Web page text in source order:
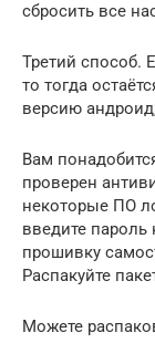
сбросить все
Третий способ.
то тогда
версию
Вам
проверен
некоторые ПО
введите пароль
прошивку
Распакуйте
Можете